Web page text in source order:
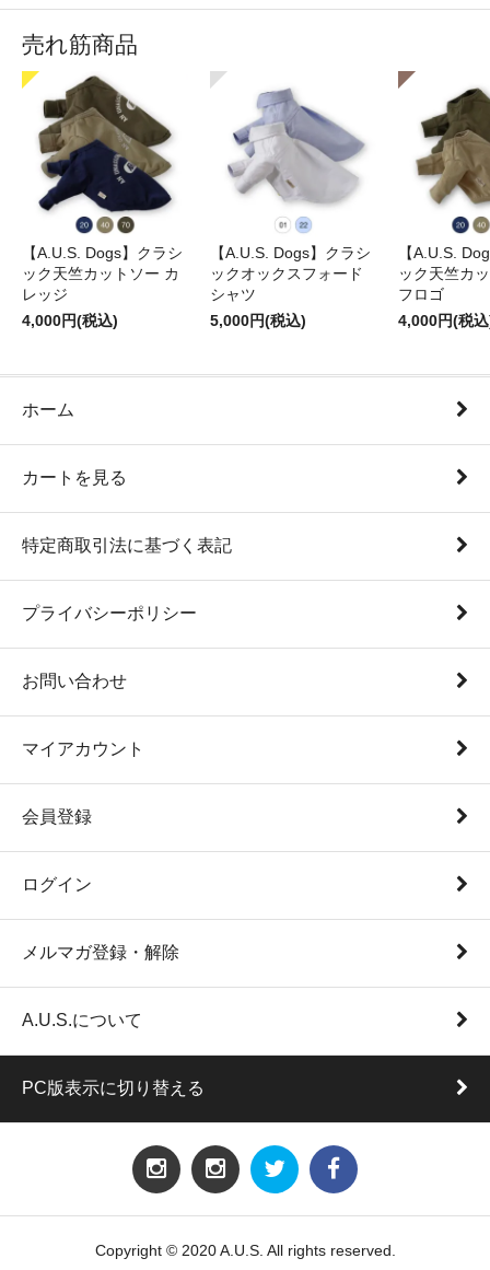
売れ筋商品
【A.U.S. Dogs】クラシ
ック天竺カットソー カ
レッジ
4,000円(税込)
【A.U.S. Dogs】クラシ
ックオックスフォード
シャツ
5,000円(税込)
【A.U.S.
ック天竺カ
フロゴ
4,000円(税
ホーム
カートを見る
特定商取引法に基づく表記
プライバシーポリシー
お問い合わせ
マイアカウント
会員登録
ログイン
メルマガ登録・解除
A.U.S.について
PC版表示に切り替える
Copyright © 2020 A.U.S. All rights reserved.